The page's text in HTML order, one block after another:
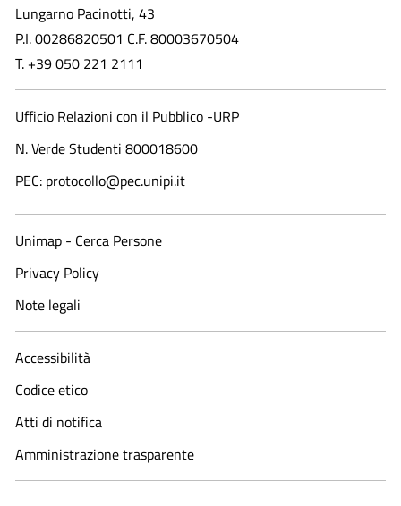
Lungarno Pacinotti, 43
P.I. 00286820501 C.F. 80003670504
T. +39 050 221 2111
Ufficio Relazioni con il Pubblico -URP
N. Verde Studenti 800018600​
PEC: protocollo@pec.unipi.it
Unimap - Cerca Persone
Privacy Policy
Note legali
Accessibilità
Codice etico
Atti di notifica
Amministrazione trasparente